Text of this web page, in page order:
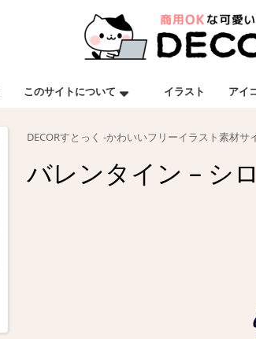
このサイトについて イラスト アイ
DECORすとっく -かわいいフリーイラスト素材サ
バレンタイン – シ